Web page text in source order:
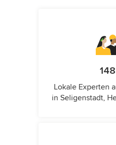
148
Lokale Experten
in Seligenstadt,